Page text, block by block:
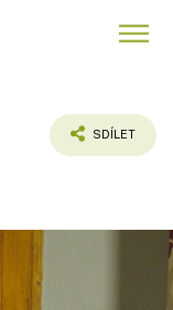
SDÍLET